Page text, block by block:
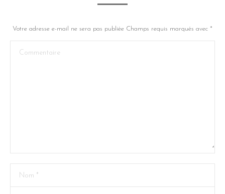
Votre adresse e-mail ne sera pas publiée Champs requis marqués avec *
Commentaire
Nom *